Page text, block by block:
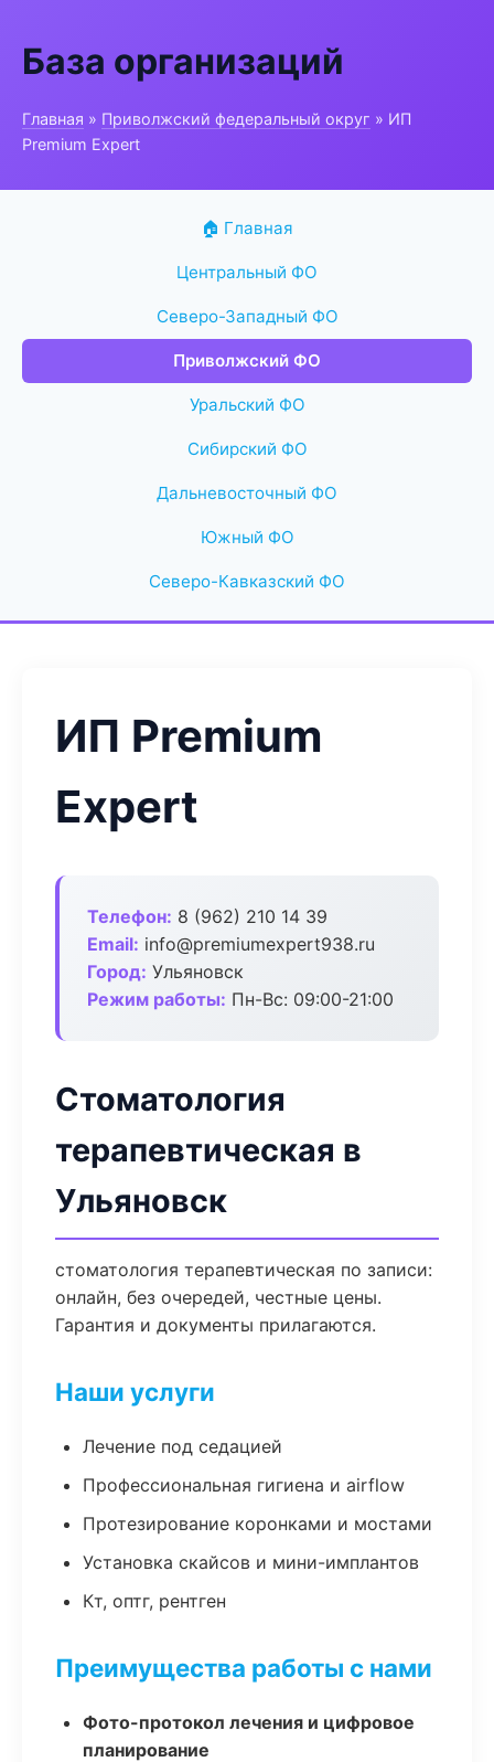
База организаций
Главная » Приволжский федеральный округ » ИП
Premium Expert
🏠 Главная
Центральный ФО
Северо-Западный ФО
Приволжский ФО
Уральский ФО
Сибирский ФО
Дальневосточный ФО
Южный ФО
Северо-Кавказский ФО
ИП Premium
Expert
Телефон: 8 (962) 210 14 39
Email: info@premiumexpert938.ru
Город: Ульяновск
Режим работы: Пн-Вс: 09:00-21:00
Стоматология
терапевтическая в
Ульяновск
стоматология терапевтическая по записи:
онлайн, без очередей, честные цены.
Гарантия и документы прилагаются.
Наши услуги
Лечение под седацией
Профессиональная гигиена и airflow
Протезирование коронками и мостами
Установка скайсов и мини-имплантов
Кт, оптг, рентген
Преимущества работы с нами
Фото-протокол лечения и цифровое
планирование